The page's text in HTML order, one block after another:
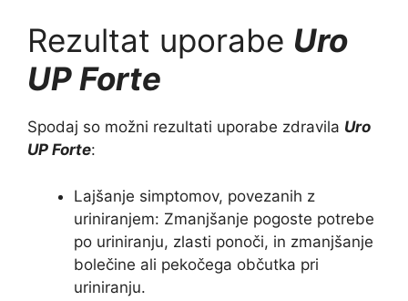
Rezultat uporabe Uro
UP Forte
Spodaj so možni rezultati uporabe zdravila Uro
UP Forte:
Lajšanje simptomov, povezanih z
uriniranjem: Zmanjšanje pogoste potrebe
po uriniranju, zlasti ponoči, in zmanjšanje
bolečine ali pekočega občutka pri
uriniranju.